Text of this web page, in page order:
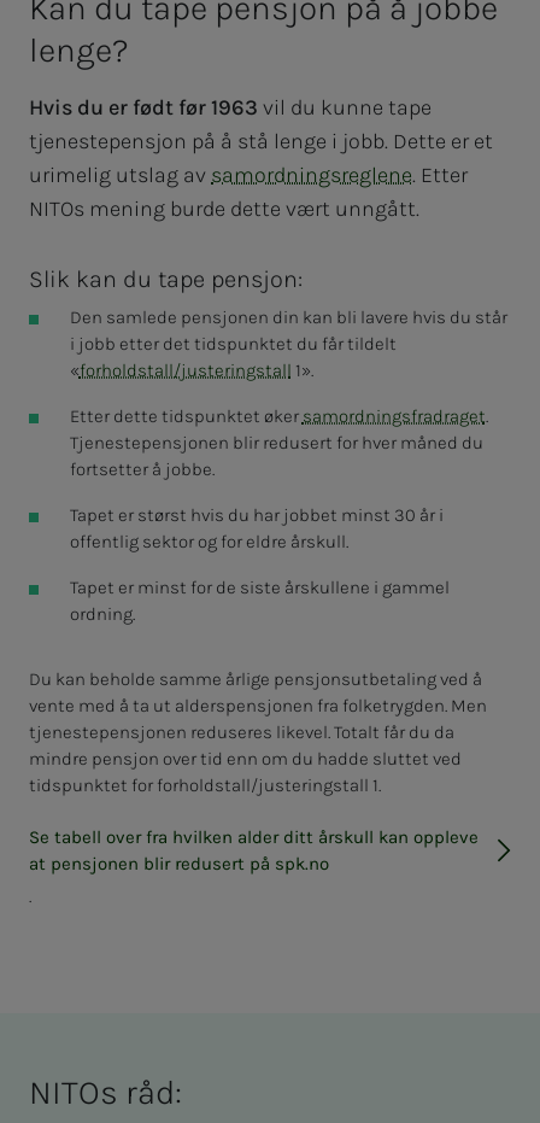
Kan du tape pen­­­sjon på å job­­­be
len­­­ge?
Hvis du er født før 1963 vil du kunne tape
tjenestepensjon på å stå lenge i jobb. Dette er et
urimelig utslag av samordningsreglene. Etter
NITOs mening burde dette vært unngått.
Slik kan du tape pensjon:
Den samlede pensjonen din kan bli lavere hvis du står
i jobb etter det tidspunktet du får tildelt
«forholdstall/justeringstall 1».
Etter dette tidspunktet øker samordningsfradraget.
Tjenestepensjonen blir redusert for hver måned du
fortsetter å jobbe.
Tapet er størst hvis du har jobbet minst 30 år i
offentlig sektor og for eldre årskull.
Tapet er minst for de siste årskullene i gammel
ordning.
Du kan beholde samme årlige pensjonsutbetaling ved å
vente med å ta ut alderspensjonen fra folketrygden. Men
tjenestepensjonen reduseres likevel. Totalt får du da
mindre pensjon over tid enn om du hadde sluttet ved
tidspunktet for forholdstall/justeringstall 1.
Se tabell over fra hvilken alder ditt årskull kan oppleve
at pensjonen blir redusert på spk.no
.
NITOs råd: